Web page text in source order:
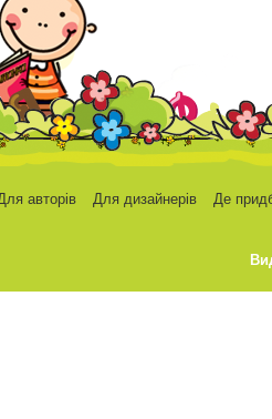
авторів Для дизайнерів Де